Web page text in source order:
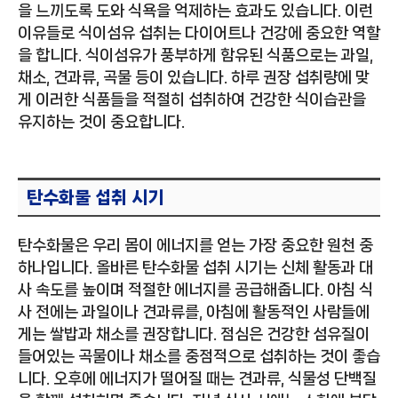
을 느끼도록 도와 식욕을 억제하는 효과도 있습니다. 이런
이유들로 식이섬유 섭취는 다이어트나 건강에 중요한 역할
을 합니다. 식이섬유가 풍부하게 함유된 식품으로는 과일,
채소, 견과류, 곡물 등이 있습니다. 하루 권장 섭취량에 맞
게 이러한 식품들을 적절히 섭취하여 건강한 식이습관을
유지하는 것이 중요합니다.
탄수화물 섭취 시기
탄수화물은 우리 몸이 에너지를 얻는 가장 중요한 원천 중
하나입니다. 올바른 탄수화물 섭취 시기는 신체 활동과 대
사 속도를 높이며 적절한 에너지를 공급해줍니다. 아침 식
사 전에는 과일이나 견과류를, 아침에 활동적인 사람들에
게는 쌀밥과 채소를 권장합니다. 점심은 건강한 섬유질이
들어있는 곡물이나 채소를 중점적으로 섭취하는 것이 좋습
니다. 오후에 에너지가 떨어질 때는 견과류, 식물성 단백질